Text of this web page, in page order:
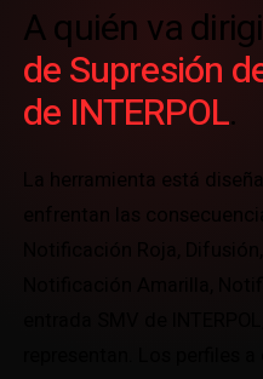
A quién va
de Supresión
de INTERPOL.
La herramienta está
enfrentan las